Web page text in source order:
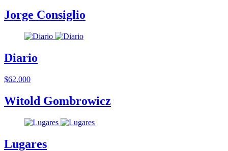
Jorge Consiglio
Diario
$62.000
Witold Gombrowicz
Lugares